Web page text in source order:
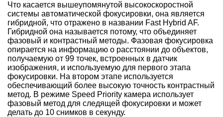
Что касается вышеупомянутой высокоскоростной
системы автоматической фокусировки, она является
гибридной, что отражено в названии Fast Hybrid AF.
Гибридной она называется потому, что объединяет
фазовый и контрастный методы. Фазовая фокусировка
опирается на информацию о расстоянии до объектов,
получаемую от 99 точек, встроенных в датчик
изображения, и используемую для первого этапа
фокусировки. На втором этапе используется
обеспечивающий более высокую точность контрастный
метод. В режиме Speed Priority камера использует
фазовый метод для следящей фокусировки и может
делать до 10 снимков в секунду.